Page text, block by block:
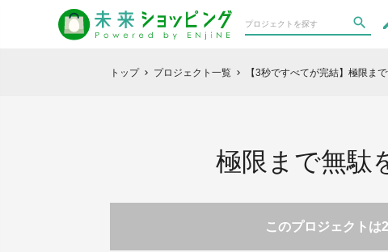
トップ chevron_right プロジェクト一覧 chevron_right 【3秒ですべてが完結】極限ま
極限まで無駄
このプロジェクトは